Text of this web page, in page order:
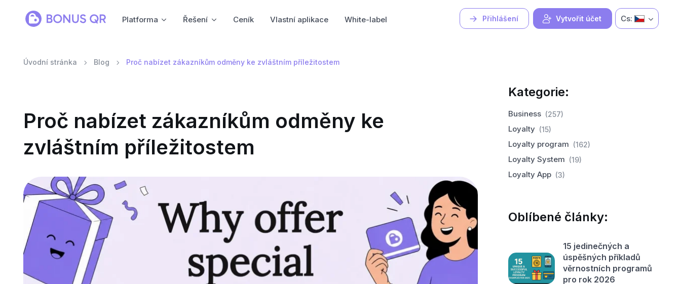
Přihlášení Vytvořit účet
Platforma Řešení Ceník Vlastní aplikace White-label Cs:
Úvodní stránka Blog Proč nabízet zákazníkům odměny ke zvláštním příležitostem
Proč nabízet zákazníkům odměny ke
zvláštním příležitostem
Kategorie:
Business (257)
Loyalty (15)
Loyalty program (162)
Loyalty System (19)
Loyalty App (3)
Oblíbené články:
15 jedinečných a
úspěšných příkladů
věrnostních programů
pro rok 2026